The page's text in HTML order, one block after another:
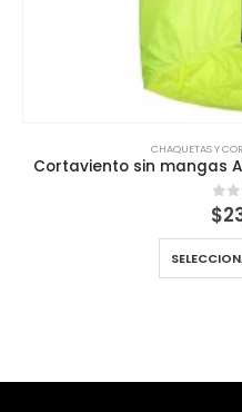
CHAQUETAS Y
Cortaviento sin mangas
0
$